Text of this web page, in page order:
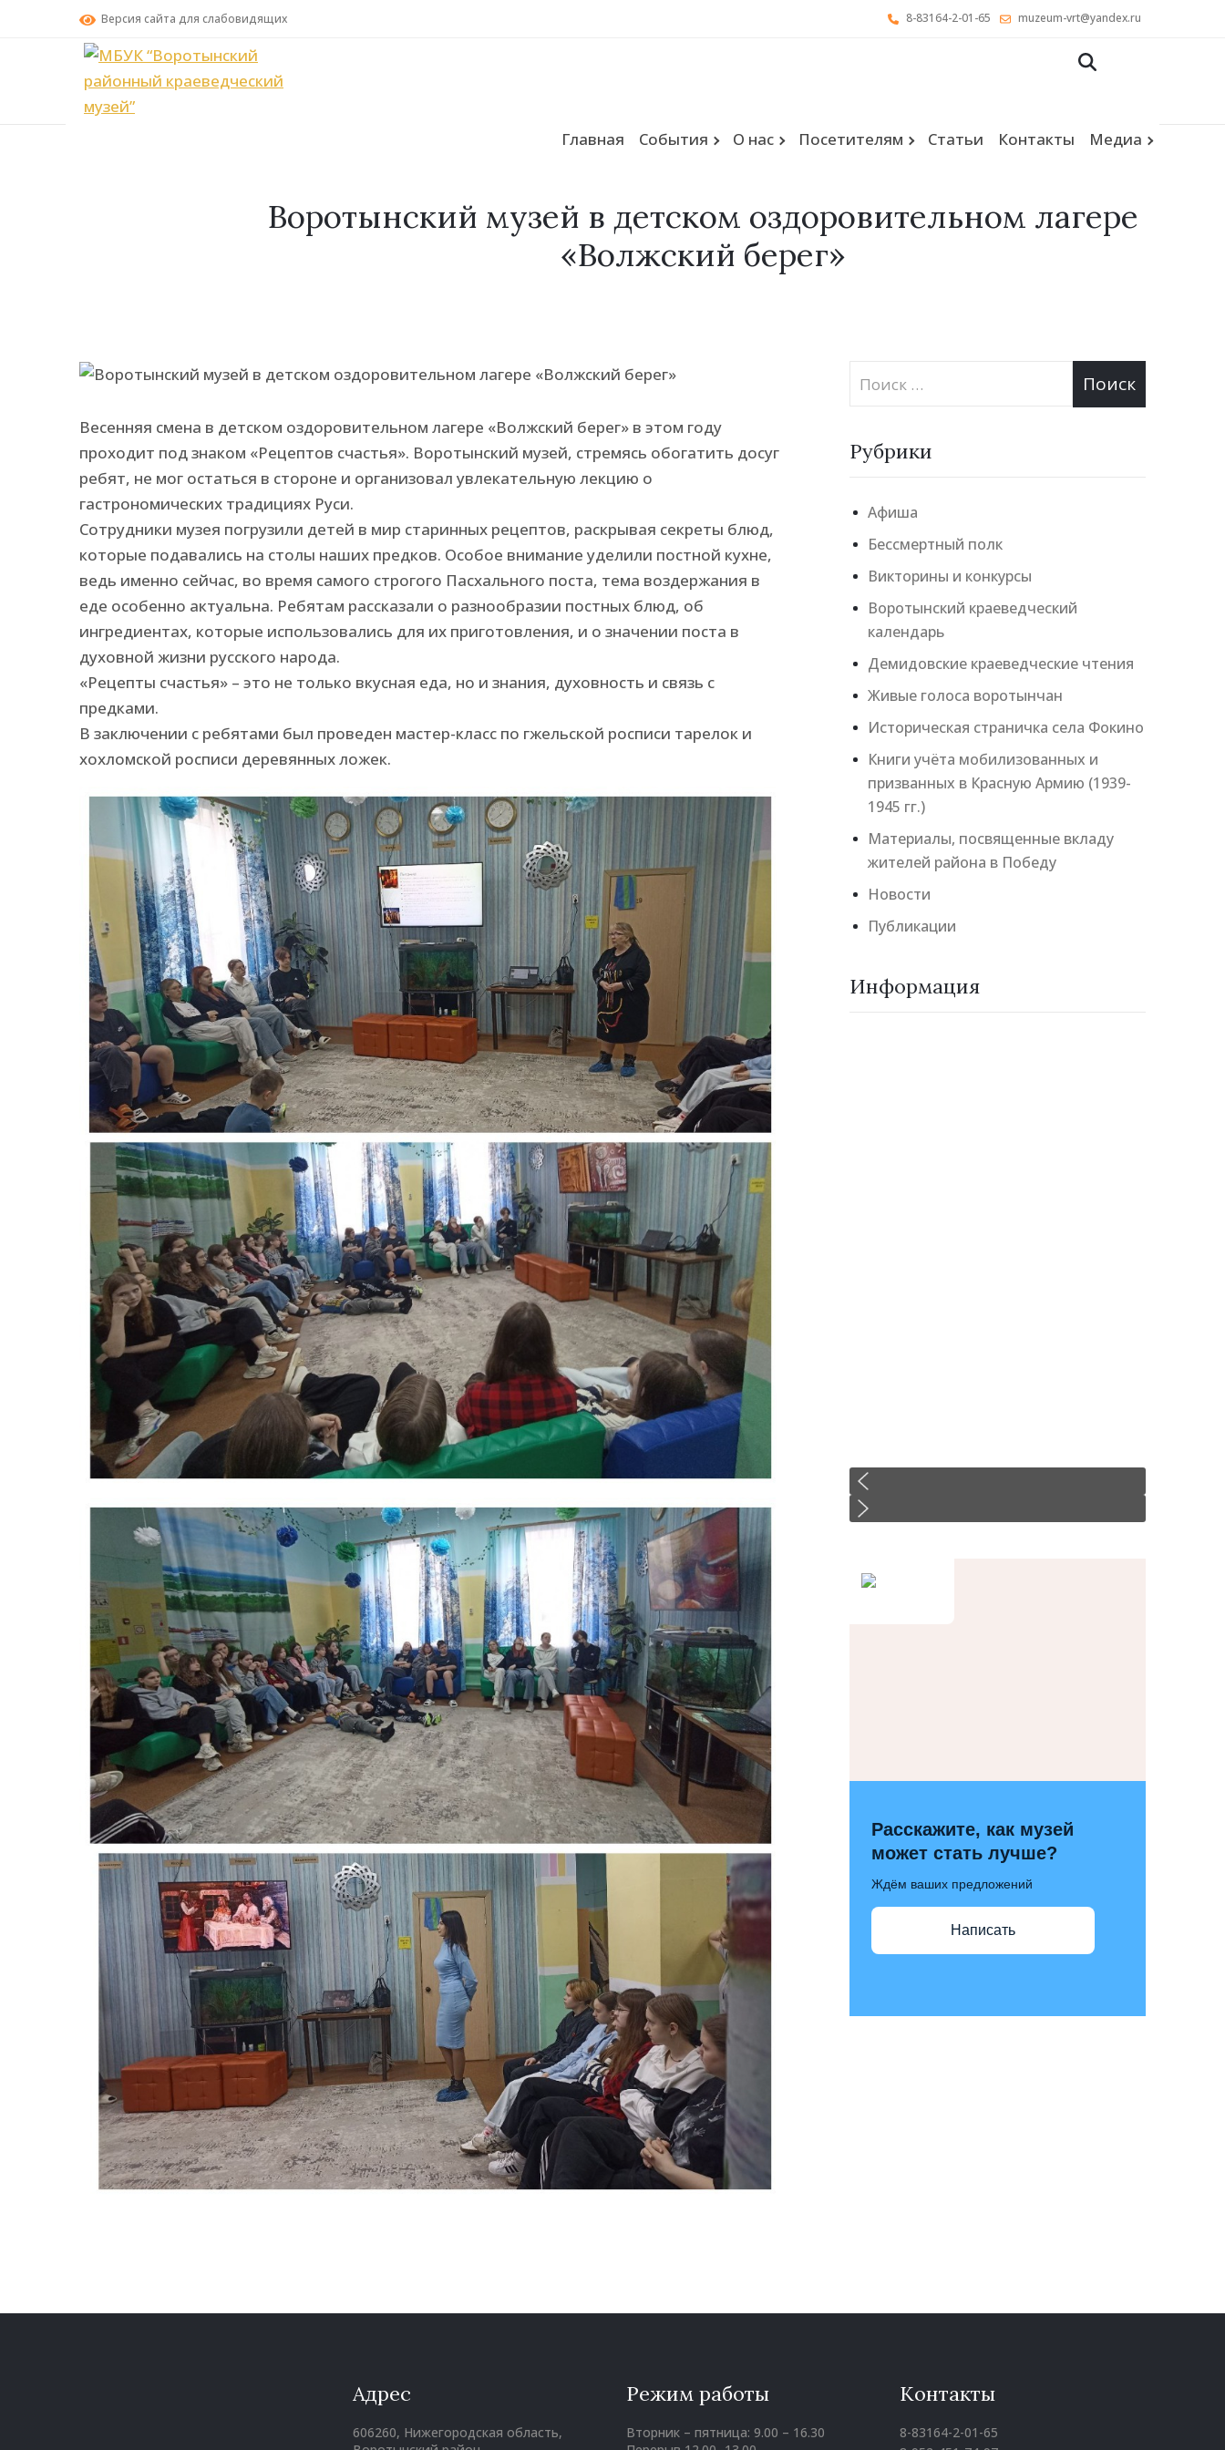
Версия сайта для слабовидящих 8-83164-2-01-65 muzeum-vrt@yandex.ru
Главная События О нас Посетителям Статьи Контакты Медиа
Воротынский музей в детском оздоровительном лагере
«Волжский берег»
Весенняя смена в детском оздоровительном лагере «Волжский берег» в этом году
проходит под знаком «Рецептов счастья». Воротынский музей, стремясь обогатить досуг
ребят, не мог остаться в стороне и организовал увлекательную лекцию о
гастрономических традициях Руси.
Сотрудники музея погрузили детей в мир старинных рецептов, раскрывая секреты блюд,
которые подавались на столы наших предков. Особое внимание уделили постной кухне,
ведь именно сейчас, во время самого строгого Пасхального поста, тема воздержания в
еде особенно актуальна. Ребятам рассказали о разнообразии постных блюд, об
ингредиентах, которые использовались для их приготовления, и о значении поста в
духовной жизни русского народа.
«Рецепты счастья» – это не только вкусная еда, но и знания, духовность и связь с
предками.
В заключении с ребятами был проведен мастер-класс по гжельской росписи тарелок и
хохломской росписи деревянных ложек.
Рубрики
Афиша
Бессмертный полк
Викторины и конкурсы
Воротынский краеведческий
календарь
Демидовские краеведческие чтения
Живые голоса воротынчан
Историческая страничка села Фокино
Книги учёта мобилизованных и
призванных в Красную Армию (1939-
1945 гг.)
Материалы, посвященные вкладу
жителей района в Победу
Новости
Публикации
Информация
Расскажите, как музей
может стать лучше?
Ждём ваших предложений
Написать
Адрес
606260, Нижегородская область,
Режим работы
Вторник – пятница: 9.00 – 16.30
Контакты
8-83164-2-01-65